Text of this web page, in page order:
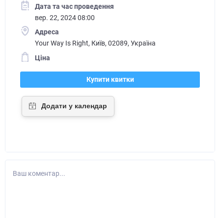
Дата та час проведення
вер. 22, 2024 08:00
Адреса
Your Way Is Right, Київ, 02089, Україна
Ціна
Купити квитки
Ваш коментар...